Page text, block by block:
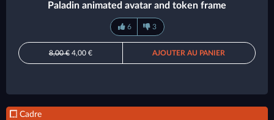
Paladin animated avatar and token frame
6 3
8,00 €4,00 € AJOUTER AU PANIER
Cadre